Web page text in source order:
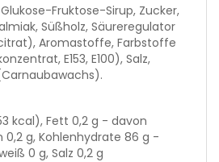
Fruktose-Sirup, Zucker,
Süßholz, Säureregulator
Aromastoffe, Farbstoffe
E153, E100), Salz,
kcal), Fett 0,2 g - davon
g, Kohlenhydrate 86 g -
0 g, Salz 0,2 g